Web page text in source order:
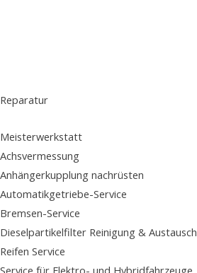
Reparatur
Meisterwerkstatt
Achsvermessung
Anhängerkupplung nachrüsten
Automatikgetriebe-Service
Bremsen-Service
Dieselpartikelfilter Reinigung & Austausch
Reifen Service